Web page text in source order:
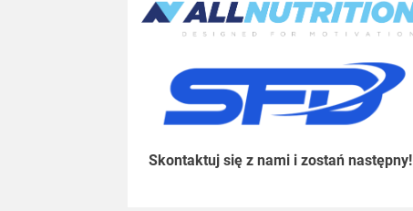
Skontaktuj się z nami i zostań następny!